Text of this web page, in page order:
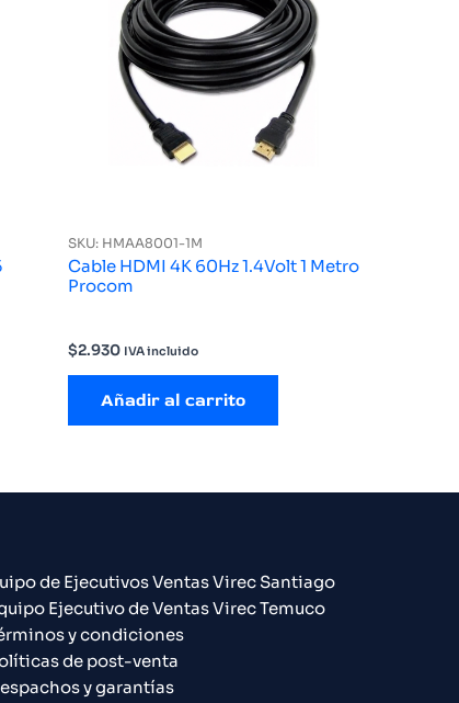
SKU: HMAA8001-1M
Cable HDMI 4K 60Hz 1.4Volt 1 Metro
Procom
$2.930 IVA incluido
Añadir al carrito
de Ejecutivos Ventas Virec Santiago
Ejecutivo de Ventas Virec Temuco
y condiciones
de post-venta
y garantías